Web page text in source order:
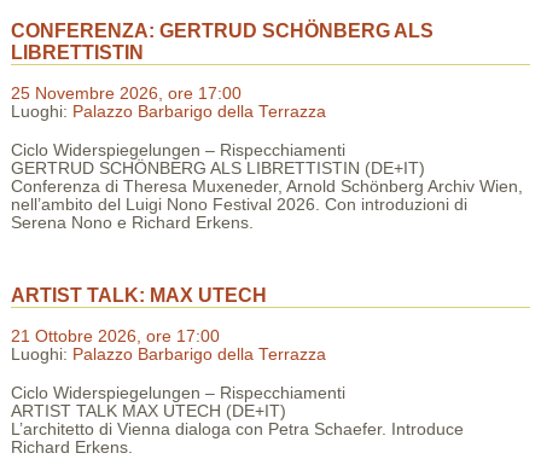
CONFERENZA: GERTRUD SCHÖNBERG ALS
LIBRETTISTIN
25 Novembre 2026, ore 17:00
Luoghi: Palazzo Barbarigo della Terrazza
Ciclo Widerspiegelungen – Rispecchiamenti
GERTRUD SCHÖNBERG ALS LIBRETTISTIN (DE+IT)
Conferenza di Theresa Muxeneder, Arnold Schönberg Archiv Wien,
nell’ambito del Luigi Nono Festival 2026. Con introduzioni di
Serena Nono e Richard Erkens.
ARTIST TALK: MAX UTECH
21 Ottobre 2026, ore 17:00
Luoghi: Palazzo Barbarigo della Terrazza
Ciclo Widerspiegelungen – Rispecchiamenti
ARTIST TALK MAX UTECH (DE+IT)
L’architetto di Vienna dialoga con Petra Schaefer. Introduce
Richard Erkens.